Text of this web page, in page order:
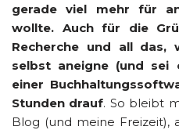
gerade viel mehr für
wollte. Auch für die
Recherche und all
selbst aneigne (und
einer
Stunden drauf. So bleibt
Blog (und meine Freizeit),